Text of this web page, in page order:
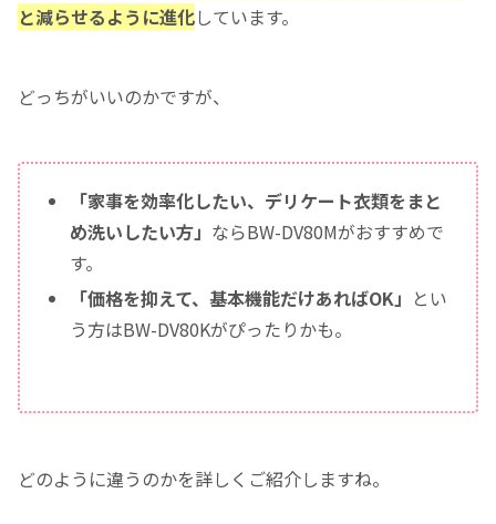
と減らせるように進化しています。
どっちがいいのかですが、
「家事を効率化したい、デリケート衣類をまと
め洗いしたい方」 ならBW-DV80Mがおすすめで
す。
「価格を抑えて、基本機能だけあればOK」 とい
う方はBW-DV80Kがぴったりかも。
どのように違うのかを詳しくご紹介しますね。